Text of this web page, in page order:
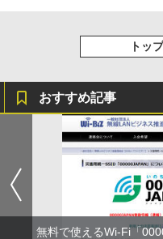
トッ
おすすめ記事
無料で使えるWi-Fi「